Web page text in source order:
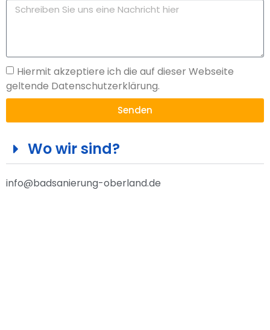
Hiermit akzeptiere ich die auf dieser Webseite
geltende Datenschutzerklärung.
Senden
Wo wir sind?
info@badsanierung-oberland.de